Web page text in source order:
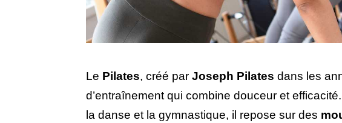
Le Pilates, créé par Joseph Pilates dans les
d’entraînement qui combine douceur et
la danse et la gymnastique, il repose sur des